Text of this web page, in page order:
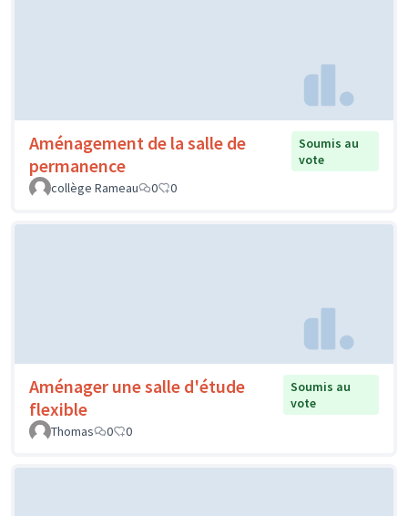
Aménagement de la salle de
permanence
Soumis au
vote
collège Rameau
0 0
Aménager une salle d'étude
flexible
Soumis au
vote
Thomas
0 0